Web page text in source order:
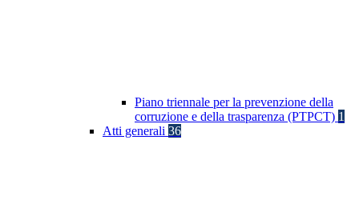
Piano triennale per la prevenzione della
corruzione e della trasparenza (PTPCT) 1
Atti generali 36